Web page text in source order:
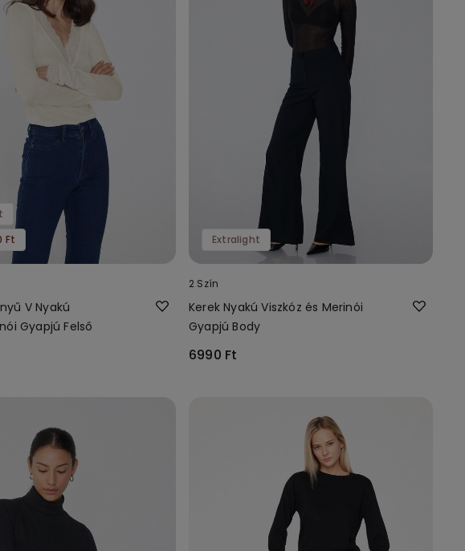
Ft
V Nyakú
Gyapjú Felső
Extralight
2 Szín
Kerek Nyakú Viszkóz és Merinói
Gyapjú Body
6990 Ft